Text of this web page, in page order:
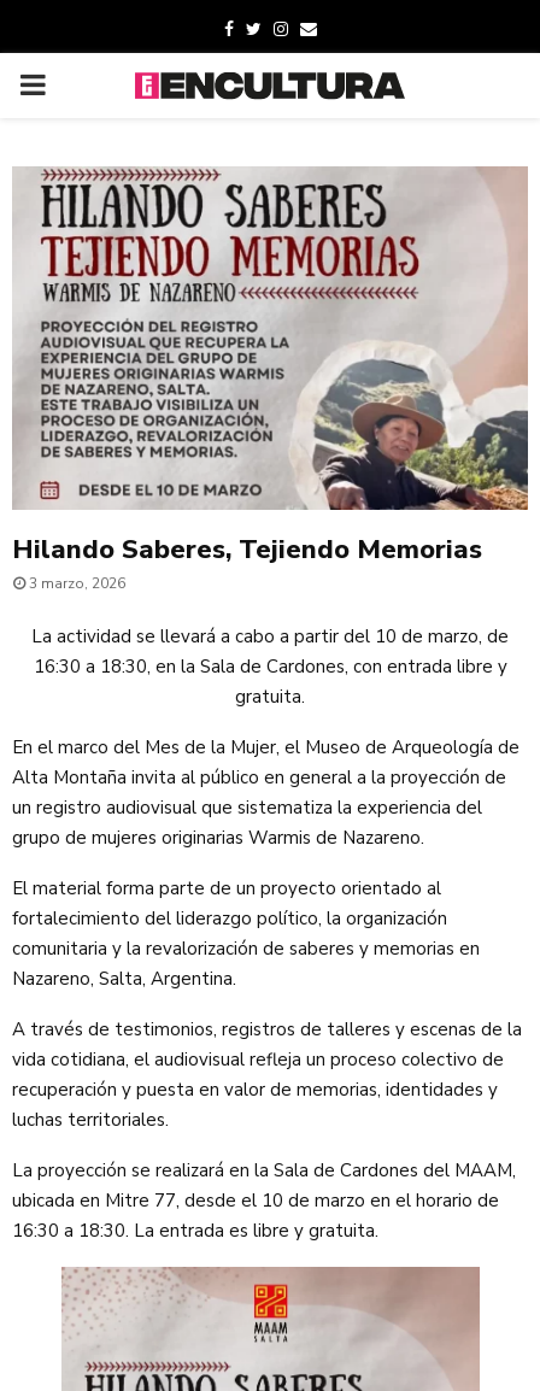
Hilando Saberes, Tejiendo Memorias
3 marzo, 2026
La actividad se llevará a cabo a partir del 10 de marzo, de
16:30 a 18:30, en la Sala de Cardones, con entrada libre y
gratuita.
En el marco del Mes de la Mujer, el Museo de Arqueología de
Alta Montaña invita al público en general a la proyección de
un registro audiovisual que sistematiza la experiencia del
grupo de mujeres originarias Warmis de Nazareno.
El material forma parte de un proyecto orientado al
fortalecimiento del liderazgo político, la organización
comunitaria y la revalorización de saberes y memorias en
Nazareno, Salta, Argentina.
A través de testimonios, registros de talleres y escenas de la
vida cotidiana, el audiovisual refleja un proceso colectivo de
recuperación y puesta en valor de memorias, identidades y
luchas territoriales.
La proyección se realizará en la Sala de Cardones del MAAM,
ubicada en Mitre 77, desde el 10 de marzo en el horario de
16:30 a 18:30. La entrada es libre y gratuita.